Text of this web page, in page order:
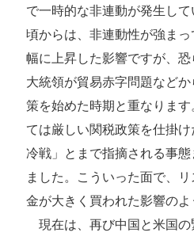
で一時的な非連動が発生し
頃からは、非連動性が強ま
幅に上昇した影響ですが、
大統領が貿易赤字問題など
策を始めた時期と重なりま
ては厳しい関税政策を仕掛
冷戦」とまで指摘される事
ました。こういった面で、リ
金が大きく買われた影響のよ
現在は、再び中国と米国の